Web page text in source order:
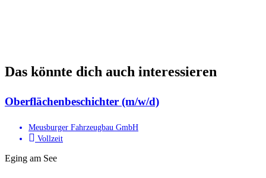
Das könnte dich auch interessieren
Oberflächenbeschichter (m/w/d)
Meusburger Fahrzeugbau GmbH
Vollzeit
Eging am See